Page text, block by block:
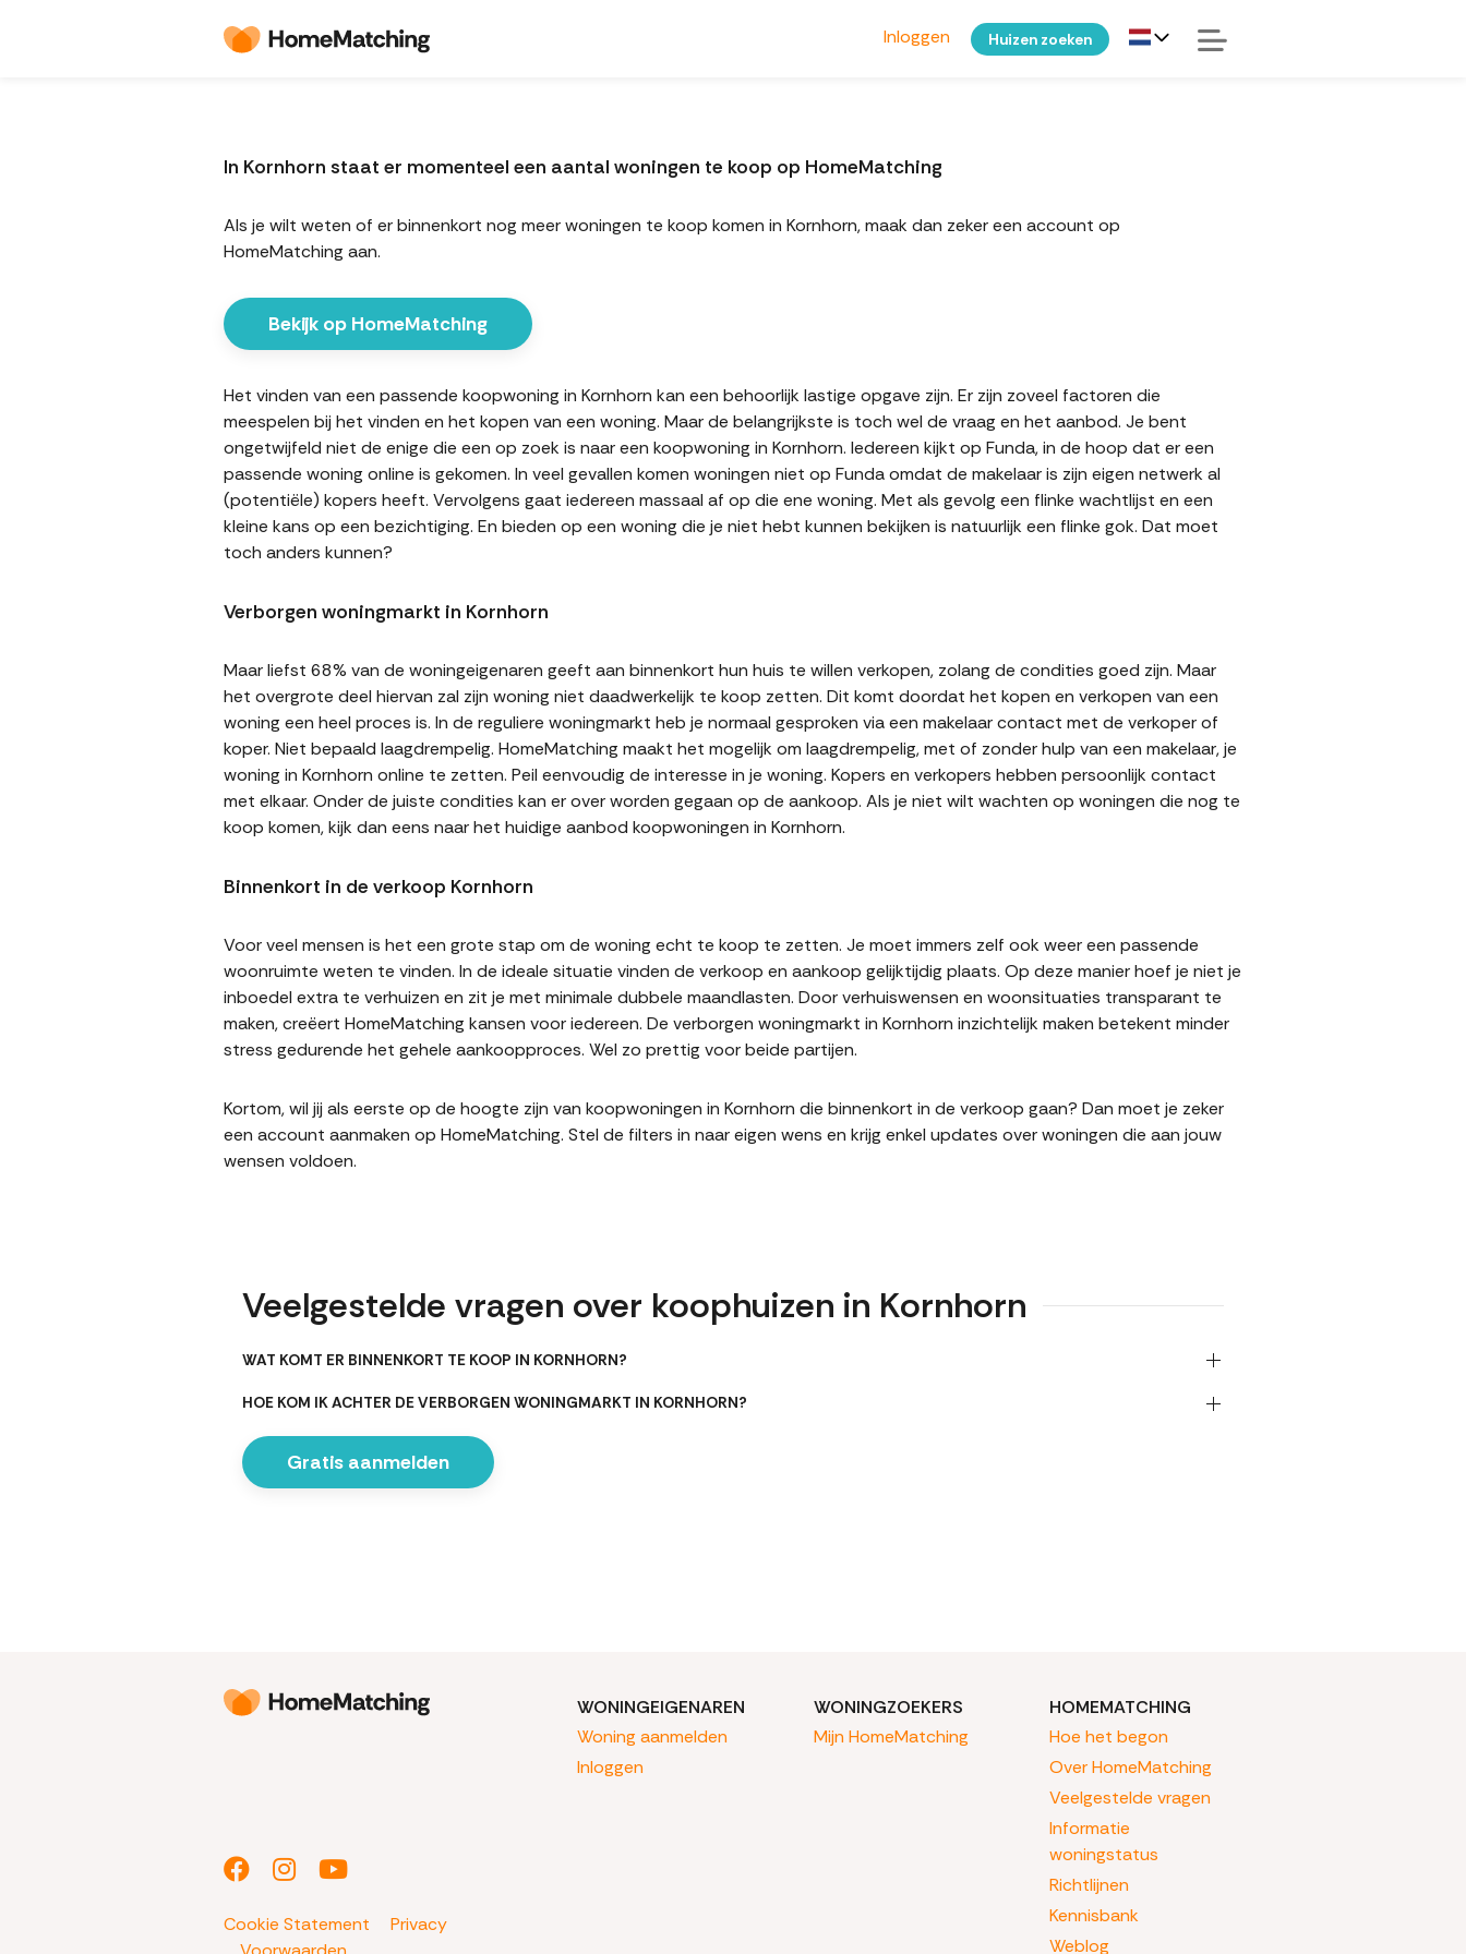
Inloggen Huizen zoeken
In Kornhorn staat er momenteel een aantal woningen te koop op HomeMatching
Als je wilt weten of er binnenkort nog meer woningen te koop komen in Kornhorn, maak dan zeker een account op
HomeMatching aan.
Bekijk op HomeMatching
Het vinden van een passende koopwoning in Kornhorn kan een behoorlijk lastige opgave zijn. Er zijn zoveel factoren die
meespelen bij het vinden en het kopen van een woning. Maar de belangrijkste is toch wel de vraag en het aanbod. Je bent
ongetwijfeld niet de enige die een op zoek is naar een koopwoning in Kornhorn. Iedereen kijkt op Funda, in de hoop dat er een
passende woning online is gekomen. In veel gevallen komen woningen niet op Funda omdat de makelaar is zijn eigen netwerk al
(potentiële) kopers heeft. Vervolgens gaat iedereen massaal af op die ene woning. Met als gevolg een flinke wachtlijst en een
kleine kans op een bezichtiging. En bieden op een woning die je niet hebt kunnen bekijken is natuurlijk een flinke gok. Dat moet
toch anders kunnen?
Verborgen woningmarkt in Kornhorn
Maar liefst 68% van de woningeigenaren geeft aan binnenkort hun huis te willen verkopen, zolang de condities goed zijn. Maar
het overgrote deel hiervan zal zijn woning niet daadwerkelijk te koop zetten. Dit komt doordat het kopen en verkopen van een
woning een heel proces is. In de reguliere woningmarkt heb je normaal gesproken via een makelaar contact met de verkoper of
koper. Niet bepaald laagdrempelig. HomeMatching maakt het mogelijk om laagdrempelig, met of zonder hulp van een makelaar, je
woning in Kornhorn online te zetten. Peil eenvoudig de interesse in je woning. Kopers en verkopers hebben persoonlijk contact
met elkaar. Onder de juiste condities kan er over worden gegaan op de aankoop. Als je niet wilt wachten op woningen die nog te
koop komen, kijk dan eens naar het huidige aanbod koopwoningen in Kornhorn.
Binnenkort in de verkoop Kornhorn
Voor veel mensen is het een grote stap om de woning echt te koop te zetten. Je moet immers zelf ook weer een passende
woonruimte weten te vinden. In de ideale situatie vinden de verkoop en aankoop gelijktijdig plaats. Op deze manier hoef je niet je
inboedel extra te verhuizen en zit je met minimale dubbele maandlasten. Door verhuiswensen en woonsituaties transparant te
maken, creëert HomeMatching kansen voor iedereen. De verborgen woningmarkt in Kornhorn inzichtelijk maken betekent minder
stress gedurende het gehele aankoopproces. Wel zo prettig voor beide partijen.
Kortom, wil jij als eerste op de hoogte zijn van koopwoningen in Kornhorn die binnenkort in de verkoop gaan? Dan moet je zeker
een account aanmaken op HomeMatching. Stel de filters in naar eigen wens en krijg enkel updates over woningen die aan jouw
wensen voldoen.
Veelgestelde vragen over koophuizen in Kornhorn
WAT KOMT ER BINNENKORT TE KOOP IN KORNHORN?
HOE KOM IK ACHTER DE VERBORGEN WONINGMARKT IN KORNHORN?
Gratis aanmelden
Cookie Statement
Privacy
WONINGEIGENAREN
Woning aanmelden
Inloggen
WONINGZOEKERS
Mijn HomeMatching
HOMEMATCHING
Hoe het begon
Over HomeMatching
Veelgestelde vragen
Informatie
woningstatus
Richtlijnen
Kennisbank
Weblog